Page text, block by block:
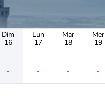
Dim
16
-
-
Lun
17
-
-
Mar
18
-
-
Mer
19
-
-